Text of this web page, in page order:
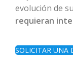
evolución de
requieran
SOLICITAR UNA